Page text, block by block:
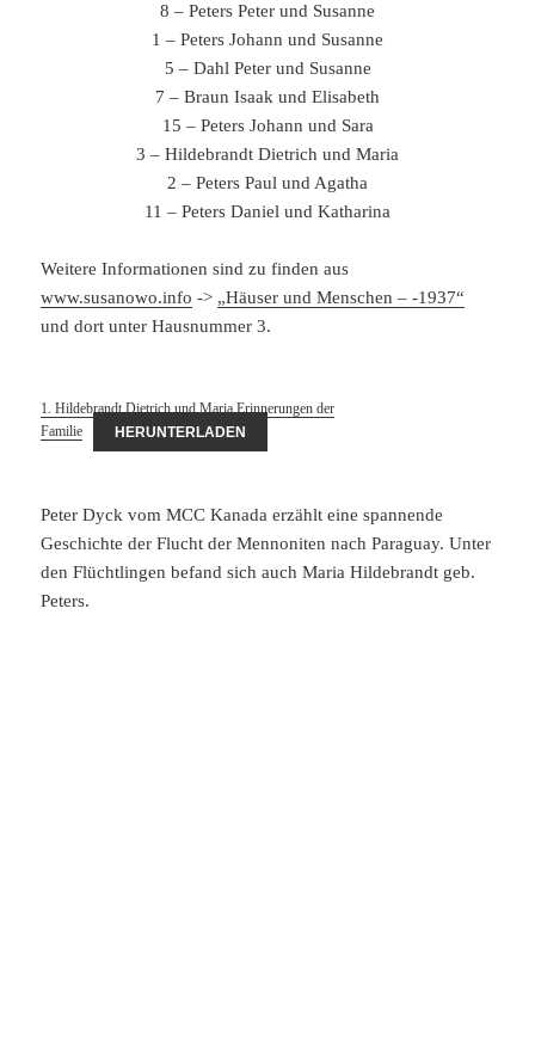
8 – Peters Peter und Susanne
1 – Peters Johann und Susanne
5 – Dahl Peter und Susanne
7 – Braun Isaak und Elisabeth
15 – Peters Johann und Sara
3 – Hildebrandt Dietrich und Maria
2 – Peters Paul und Agatha
11 – Peters Daniel und Katharina
Weitere Informationen sind zu finden aus
www.susanowo.info -> „Häuser und Menschen – -1937“
und dort unter Hausnummer 3.
1. Hildebrandt Dietrich und Maria Erinnerungen der
Familie
HERUNTERLADEN
Peter Dyck vom MCC Kanada erzählt eine spannende
Geschichte der Flucht der Mennoniten nach Paraguay. Unter
den Flüchtlingen befand sich auch Maria Hildebrandt geb.
Peters.